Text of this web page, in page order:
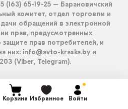
Избранное Войти
Корзина
(163) 65-19-25 – Барановичский
комитет, отдел торговли и
обращений в электронной
прав, предусмотренных
защите прав потребителей, и
них: info@avto-kraska.by и
(Viber, Telegram).